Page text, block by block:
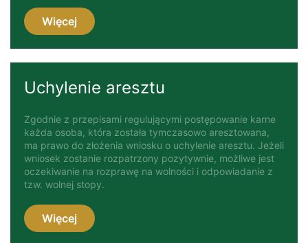
Więcej
Uchylenie aresztu
Zgodnie z przepisami regulującymi postępowanie karne
każda osoba, która została tymczasowo aresztowana,
ma prawo do złożenia wniosku o uchylenie aresztu. Jeżeli
wniosek zostanie rozpatrzony pozytywnie, możliwe jest
oczekiwanie na rozprawę na wolności i odpowiadanie z
tzw. wolnej stopy.
Więcej